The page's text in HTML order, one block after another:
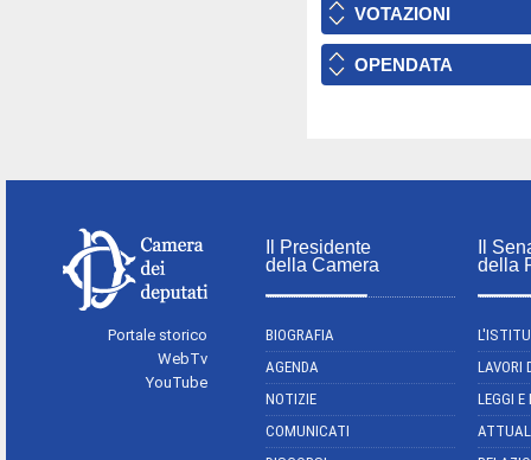
VOTAZIONI
OPENDATA
Portale storico
WebTv
YouTube
Il Presidente
della Camera
BIOGRAFIA
AGENDA
NOTIZIE
COMUNICATI
Il
della
LAVORI
LEGGI